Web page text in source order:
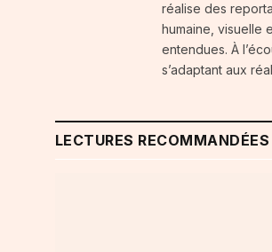
réalise des
humaine, visuelle
entendues. À
s’adaptant aux
LECTURES RECOMMANDÉES